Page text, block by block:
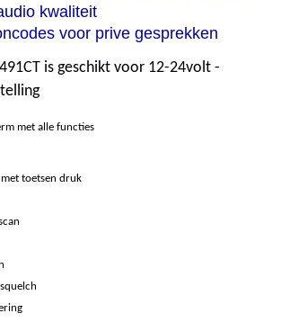
kwaliteit
voor prive gesprekken
is geschikt voor 12-24volt -
met alle functies
toetsen druk